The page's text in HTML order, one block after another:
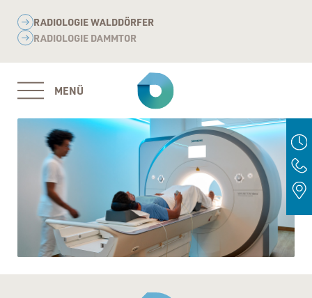
RADIOLOGIE WALDDÖRFER
RADIOLOGIE DAMMTOR
MENÜ